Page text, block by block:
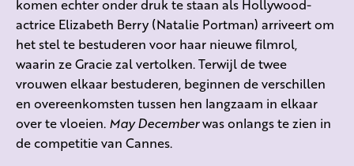
komen echter onder druk te staan als Hollywood-
actrice Elizabeth Berry (Natalie Portman) arriveert om
het stel te bestuderen voor haar nieuwe filmrol,
waarin ze Gracie zal vertolken. Terwijl de twee
vrouwen elkaar bestuderen, beginnen de verschillen
en overeenkomsten tussen hen langzaam in elkaar
over te vloeien. May Decemberwas onlangs te zien in
de competitie van Cannes.